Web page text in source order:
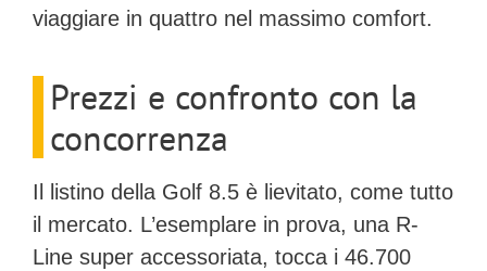
viaggiare in quattro nel massimo comfort.
Prezzi e confronto con la
concorrenza
Il listino della Golf 8.5 è lievitato, come tutto
il mercato. L’esemplare in prova, una R-
Line super accessoriata, tocca i 46.700